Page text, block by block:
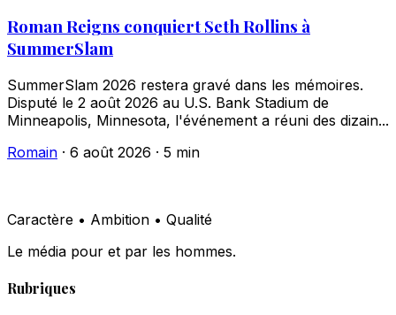
Roman Reigns conquiert Seth Rollins à
SummerSlam
SummerSlam 2026 restera gravé dans les mémoires.
Disputé le 2 août 2026 au U.S. Bank Stadium de
Minneapolis, Minnesota, l'événement a réuni des dizain...
Romain · 6 août 2026 · 5 min
Caractère • Ambition • Qualité
Le média pour et par les hommes.
Rubriques